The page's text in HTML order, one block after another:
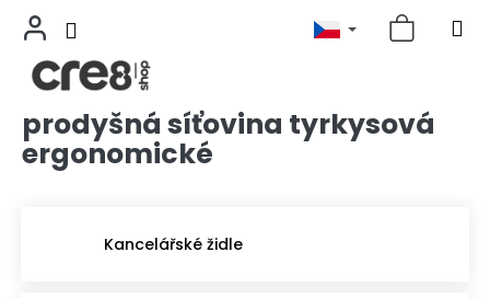
Přejít
obsah
prodyšná síťovina tyrkysová
ergonomické
Kancelářské židle